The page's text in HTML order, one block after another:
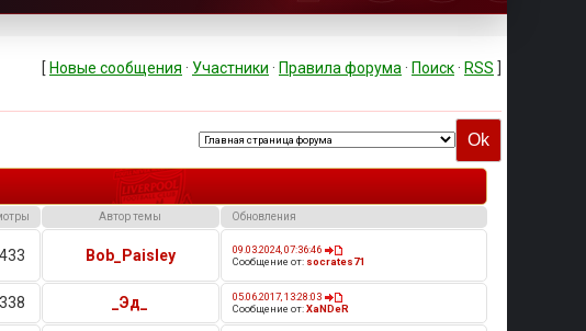
[ Новые сообщения · Участники · Правила форума · Поиск · RSS
Автор темы Обновления
Bob_Paisley
09.03.2024, 07:36:46
Сообщение от: socrates71
_Эд_
05.06.2017, 13:28:03
Сообщение от:XaNDeR